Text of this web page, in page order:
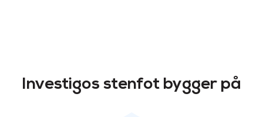
Investigos stenfot bygger på